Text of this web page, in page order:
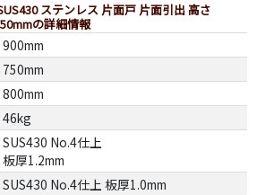
ステンレス 片面戸 片面引出 高さ
の詳細情報
900mm
750mm
800mm
46kg
SUS430 No.4仕上
板厚1.2mm
SUS430 No.4仕上 板厚1.0mm